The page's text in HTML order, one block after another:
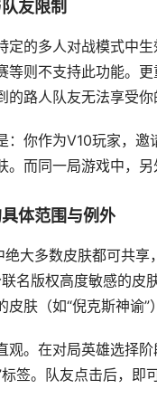
友限制
定的多人对战模式中
等则不支持此功能。
的路人队友无法享受你
：你作为V10玩家，
。而同一局游戏中，
体范围与例外
绝大多数皮肤都可共
名版权高度敏感的皮
皮肤（如“倪克斯神谕
观。在对局英雄选择
标签。队友点击后，即